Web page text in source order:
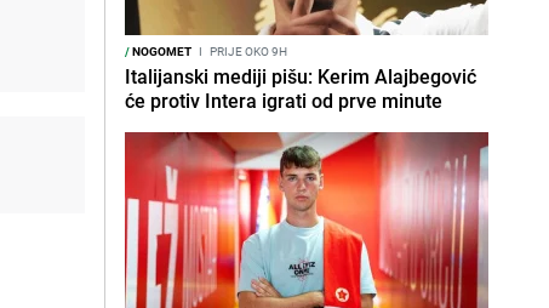
/NOGOMET I PRIJE OKO 9H
Italijanski mediji pišu: Kerim Alajbegović
će protiv Intera igrati od prve minute